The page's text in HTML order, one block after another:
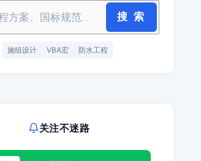
搜 索
施组设计 VBA宏 防水工程
关注不迷路